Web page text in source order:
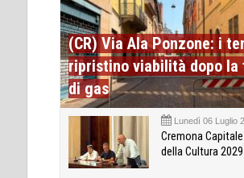
(CR) Via Ala Ponzone: i
ripristino viabilità dopo la
di gas
Lunedì 06 Luglio
Cremona
della Cultura 2029